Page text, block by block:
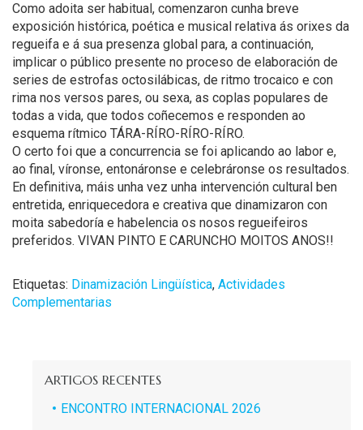
Como adoita ser habitual, comenzaron cunha breve
exposición histórica, poética e musical relativa ás orixes da
regueifa e á sua presenza global para, a continuación,
implicar o público presente no proceso de elaboración de
series de estrofas octosilábicas, de ritmo trocaico e con
rima nos versos pares, ou sexa, as coplas populares de
todas a vida, que todos coñecemos e responden ao
esquema rítmico TÁRA-RÍRO-RÍRO-RÍRO.
O certo foi que a concurrencia se foi aplicando ao labor e,
ao final, víronse, entonáronse e celebráronse os resultados.
En definitiva, máis unha vez unha intervención cultural ben
entretida, enriquecedora e creativa que dinamizaron con
moita sabedoría e habelencia os nosos regueifeiros
preferidos. VIVAN PINTO E CARUNCHO MOITOS ANOS!!
Etiquetas: Dinamización Lingüística, Actividades
Complementarias
ARTIGOS RECENTES
ENCONTRO INTERNACIONAL 2026